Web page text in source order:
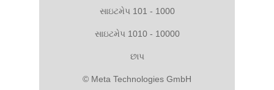
સાઇટમેપ 101 - 1000
સાઇટમેપ 1010 - 10000
છાપ
© Meta Technologies GmbH